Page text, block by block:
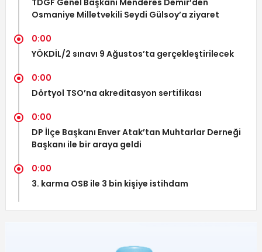
Osmaniye Milletvekili Seydi Gülsoy’a ziyaret
0:00
YÖKDİL/2 sınavı 9 Ağustos’ta gerçekleştirilecek
0:00
Dörtyol TSO’na akreditasyon sertifikası
0:00
DP İlçe Başkanı Enver Atak’tan Muhtarlar Derneği
Başkanı ile bir araya geldi
0:00
3. karma OSB ile 3 bin kişiye istihdam